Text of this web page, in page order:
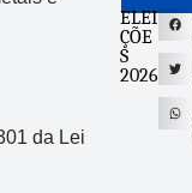
da Lei
ELEI
ÇÕE
S
2026